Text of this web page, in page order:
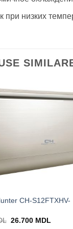
при низких
CH-S12FTXHV-
Prețul
26.700 MDL